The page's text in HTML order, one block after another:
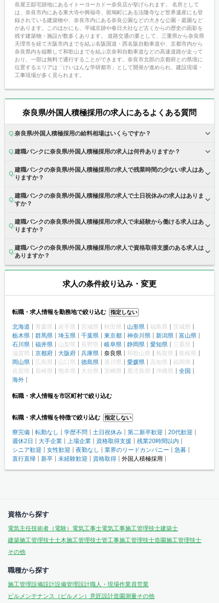
長屋王邸宅跡地にあるイトーヨーカドー奈良店が挙げられます。 名所として
は、奈良市内にある東大寺や興福寺、斑鳩町にある法隆寺など世界遺産にも登
録されている建築物や、奈良市内にある奈良公園などの大きな公園・庭園など
があります。このほかにも、平城京跡や春日大社など古くからの歴史の面影を
残す建築物・施設が数多くあります。 道路交通の要として、三重県から奈良県
天理市を経て大阪市内までを結ぶ名阪国道・西名阪自動車道や、京都市内から
奈良県内を縦断して和歌山までを結ぶ京奈和自動車道などの高速道路が走って
おり、一部は無料で通行することができます。奈良市北部の京都府との県境に
位置するエリアは「けいはんな学研都市」として開発が進められ、建設現場・
工事現場が多く見られます。
奈良県/外国人積極採用の求人にあるよくある質問
奈良県/外国人積極採用の給料相場はいくらですか？
建職バンクに奈良県/外国人積極採用の求人は何件ありますか？
建職バンクの奈良県/外国人積極採用の求人で残業時間の少ない求人はあ
りますか？
建職バンクの奈良県/外国人積極採用の求人で土日祝休みの求人はありま
すか？
建職バンクの奈良県/外国人積極採用の求人で未経験から働ける求人はあ
りますか？
建職バンクの奈良県/外国人積極採用の求人で資格取得支援のある求人は
ありますか？
求人の条件絞り込み・変更
転職・求人情報を勤務地で絞り込む 指定しない
北海道 青森県 岩手県 宮城県 秋田県 山形県 福島県
茨城県
栃木県
群馬県 埼玉県 千葉県 東京都 神奈川県 新潟県
富山県
石川県
福井県 山梨県 長野県 岐阜県 静岡県 愛知県
三重県
滋賀県
京都府 大阪府 兵庫県 奈良県 和歌山県 鳥取県
島根県
岡山県
広島県 山口県 徳島県 香川県 愛媛県 高知県
福岡県
佐賀県
長崎県 熊本県 大分県 宮崎県 鹿児島県 沖縄県
全国
海外
転職・求人情報を市区町村で絞り込む
転職・求人情報を特徴で絞り込む 指定しない
寮完備 転勤なし 学歴不問 土日祝休み 第二新卒歓迎
20代歓迎
週休2日
大手企業 上場企業 資格取得支援
残業20時間以内
シニア歓迎
女性歓迎 夜勤なし 業界のリードカンパニー
急募
直行直帰
新卒 未経験歓迎 資格取得 外国人積極採用
資格から探す
電気主任技術者（電験） 電気工事士電気工事施工管理技士建築士
建築施工管理技士土木施工管理技士管工事施工管理技士造園施工管理技士
その他
職種から探す
施工管理設備設計設備管理設計職人・現場作業員営業
ビルメンテナンス（ビルメン） 意匠設計造園測量その他